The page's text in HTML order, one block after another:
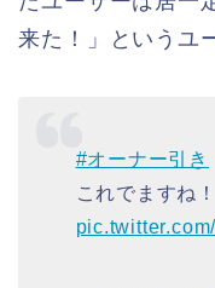
来た！」というユ
#オーナー引き
これでますね！